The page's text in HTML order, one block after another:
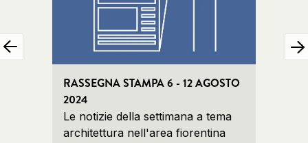
RASSEGNA STAMPA 6 - 12 AGOSTO
2024
Le notizie della settimana a tema
architettura nell'area fiorentina